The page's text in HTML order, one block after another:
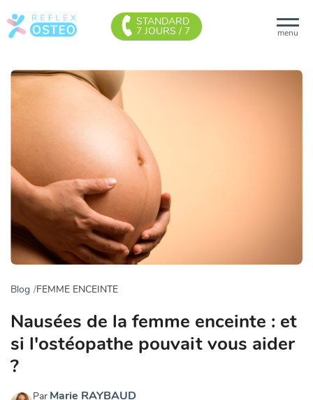
menu
STANDARD
7 JOURS / 7
Blog FEMME ENCEINTE
Nausées de la femme enceinte : et
si l'ostéopathe pouvait vous aider
?
Par Marie RAYBAUD